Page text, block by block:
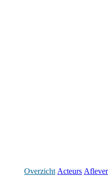
Overzicht Acteurs